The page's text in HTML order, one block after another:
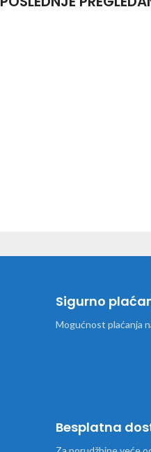
Sigurno
Mogućnost plaćanja
Besplatna